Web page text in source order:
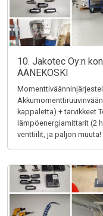
10. Jakotec Oy:n
ÄÄNEKOSKI
kappaletta) + tarvikkeet
lämpöenergiamittarit (2
venttiilit, ja paljon muuta!